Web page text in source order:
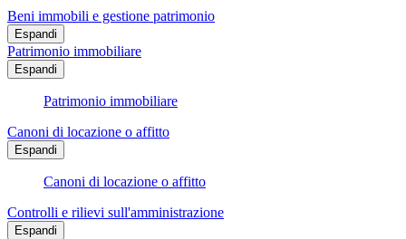
Beni immobili e gestione patrimonio
Espandi
Patrimonio immobiliare
Espandi
Patrimonio immobiliare
Canoni di locazione o affitto
Espandi
Canoni di locazione o affitto
Controlli e rilievi sull'amministrazione
Espandi